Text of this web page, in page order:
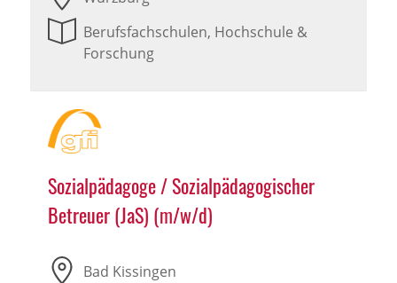
Berufsfachschulen, Hochschule &
Forschung
Sozialpädagoge / Sozialpädagogischer
Betreuer (JaS) (m/w/d)
Bad Kissingen